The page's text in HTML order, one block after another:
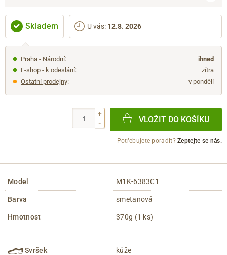
Skladem U vás: 12.8. 2026
Praha - Národní:
ihned
E-shop - k odeslání:
zítra
Ostatní prodejny: v pondělí
+
-
VLOŽIT DO KOŠÍKU
Potřebujete poradit?Zeptejte se nás.
Model M1K-6383C1
Barva smetanová
Hmotnost 370g (1 ks)
Svršek kůže